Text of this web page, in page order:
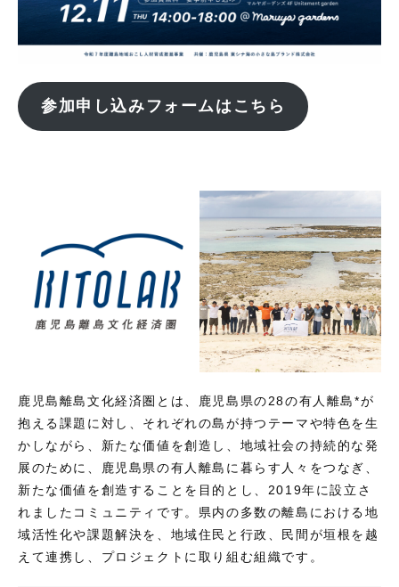
参加申し込みフォームはこちら
鹿児島離島文化経済圏とは、鹿児島県の28の有人離島*が
抱える課題に対し、それぞれの島が持つテーマや特色を生
かしながら、新たな価値を創造し、地域社会の持続的な発
展のために、鹿児島県の有人離島に暮らす人々をつなぎ、
新たな価値を創造することを目的とし、2019年に設立さ
れましたコミュニティです。県内の多数の離島における地
域活性化や課題解決を、地域住民と行政、民間が垣根を越
えて連携し、プロジェクトに取り組む組織です。